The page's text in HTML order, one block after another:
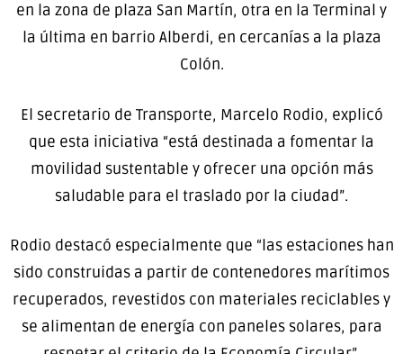
en la zona de plaza San Martín, otra en la Terminal y
la última en barrio Alberdi, en cercanías a la plaza
Colón.
El secretario de Transporte, Marcelo Rodio, explicó
que esta iniciativa “está destinada a fomentar la
movilidad sustentable y ofrecer una opción más
saludable para el traslado por la ciudad”.
Rodio destacó especialmente que “las estaciones han
sido construidas a partir de contenedores marítimos
recuperados, revestidos con materiales reciclables y
se alimentan de energía con paneles solares, para